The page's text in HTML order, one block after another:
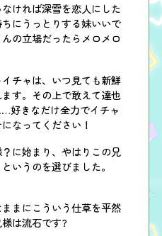
ければ深雪を恋人にした
にうっとりする妹いいで
の立場だったらメロメロ
チャは、いつ見ても新鮮
す。その上で敢えて達也
好きなだけ全力でイチャ
なってください！
に始まり、やはりこの兄
いうのを選びました。
まにこういう仕草を平然
は流石です?